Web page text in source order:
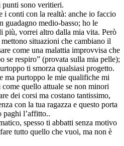
sono veritieri.
i conti con la realtà: anche io faccio
guadagno medio-basso; ho le
più, vorrei altro dalla mia vita. Però
situazioni che cambiano il
come una malattia improvvisa che
se respiro” (provata sulla mia pelle);
ti smorza qualsiasi progetto.
ma purtoppo le mie qualifiche mi
quello attuale se non minori
dei corsi ma costano tantissimo,
con la tua ragazza e questo porta
paghi l’affitto..
spesso ti abbatti senza motivo
tutto quello che vuoi, ma non è